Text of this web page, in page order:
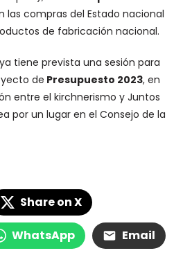
las compras del Estado nacional
de fabricación nacional.
ya tiene prevista una sesión para
de Presupuesto 2023, en
entre el kirchnerismo y Juntos
por un lugar en el Consejo de la
Share on X
WhatsApp Email